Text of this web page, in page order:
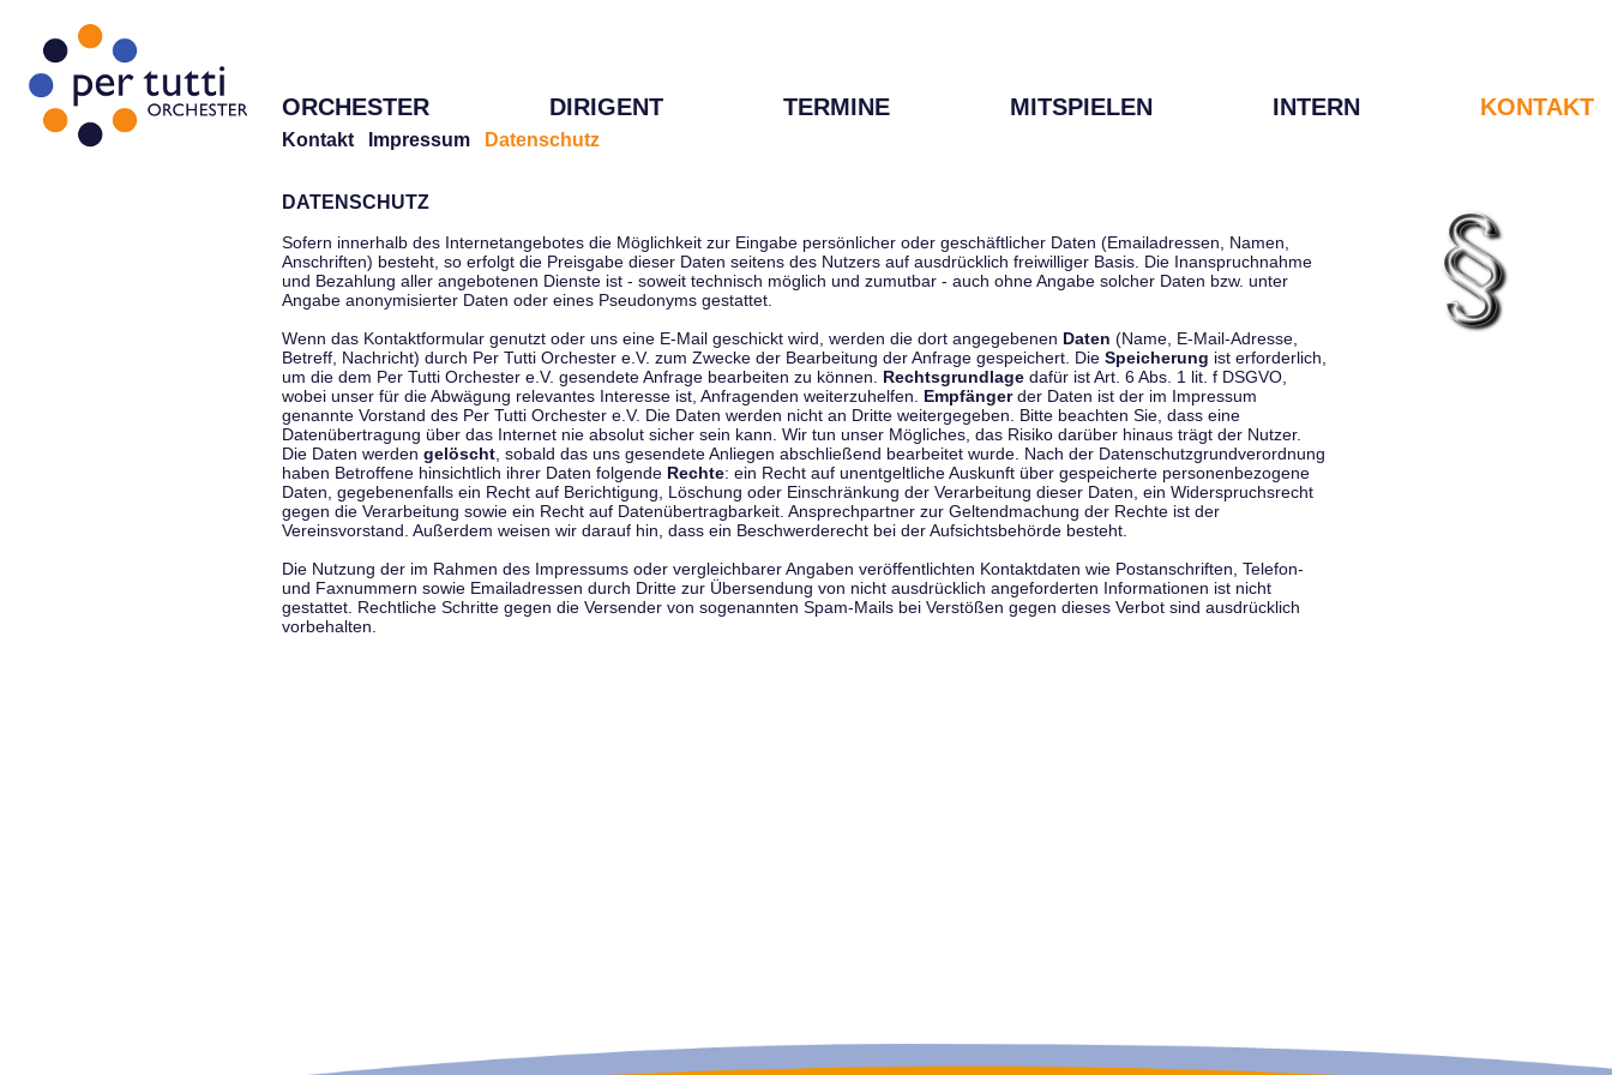
ORCHESTER DIRIGENT TERMINE MITSPIELEN INTERN KONTAKT
Kontakt Impressum Datenschutz
DATENSCHUTZ
Sofern innerhalb des Internetangebotes die Möglichkeit zur Eingabe persönlicher oder geschäftlicher Daten (Emailadressen, Namen,
Anschriften) besteht, so erfolgt die Preisgabe dieser Daten seitens des Nutzers auf ausdrücklich freiwilliger Basis. Die Inanspruchnahme
und Bezahlung aller angebotenen Dienste ist - soweit technisch möglich und zumutbar - auch ohne Angabe solcher Daten bzw. unter
Angabe anonymisierter Daten oder eines Pseudonyms gestattet.
Wenn das Kontaktformular genutzt oder uns eine E-Mail geschickt wird, werden die dort angegebenen Daten (Name, E-Mail-Adresse,
Betreff, Nachricht) durch Per Tutti Orchester e.V. zum Zwecke der Bearbeitung der Anfrage gespeichert. Die Speicherung ist erforderlich,
um die dem Per Tutti Orchester e.V. gesendete Anfrage bearbeiten zu können. Rechtsgrundlage dafür ist Art. 6 Abs. 1 lit. f DSGVO,
wobei unser für die Abwägung relevantes Interesse ist, Anfragenden weiterzuhelfen. Empfängerder Daten ist der im Impressum
genannte Vorstand des Per Tutti Orchester e.V. Die Daten werden nicht an Dritte weitergegeben. Bitte beachten Sie, dass eine
Datenübertragung über das Internet nie absolut sicher sein kann. Wir tun unser Mögliches, das Risiko darüber hinaus trägt der Nutzer.
Die Daten werden gelöscht , sobald das uns gesendete Anliegen abschließend bearbeitet wurde. Nach der Datenschutzgrundverordnung
haben Betroffene hinsichtlich ihrer Daten folgende Rechte: ein Recht auf unentgeltliche Auskunft über gespeicherte personenbezogene
Daten, gegebenenfalls ein Recht auf Berichtigung, Löschung oder Einschränkung der Verarbeitung dieser Daten, ein Widerspruchsrecht
gegen die Verarbeitung sowie ein Recht auf Datenübertragbarkeit. Ansprechpartner zur Geltendmachung der Rechte ist der
Vereinsvorstand. Außerdem weisen wir darauf hin, dass ein Beschwerderecht bei der Aufsichtsbehörde besteht.
Die Nutzung der im Rahmen des Impressums oder vergleichbarer Angaben veröffentlichten Kontaktdaten wie Postanschriften, Telefon-
und Faxnummern sowie Emailadressen durch Dritte zur Übersendung von nicht ausdrücklich angeforderten Informationen ist nicht
gestattet. Rechtliche Schritte gegen die Versender von sogenannten Spam-Mails bei Verstößen gegen dieses Verbot sind ausdrücklich
vorbehalten.